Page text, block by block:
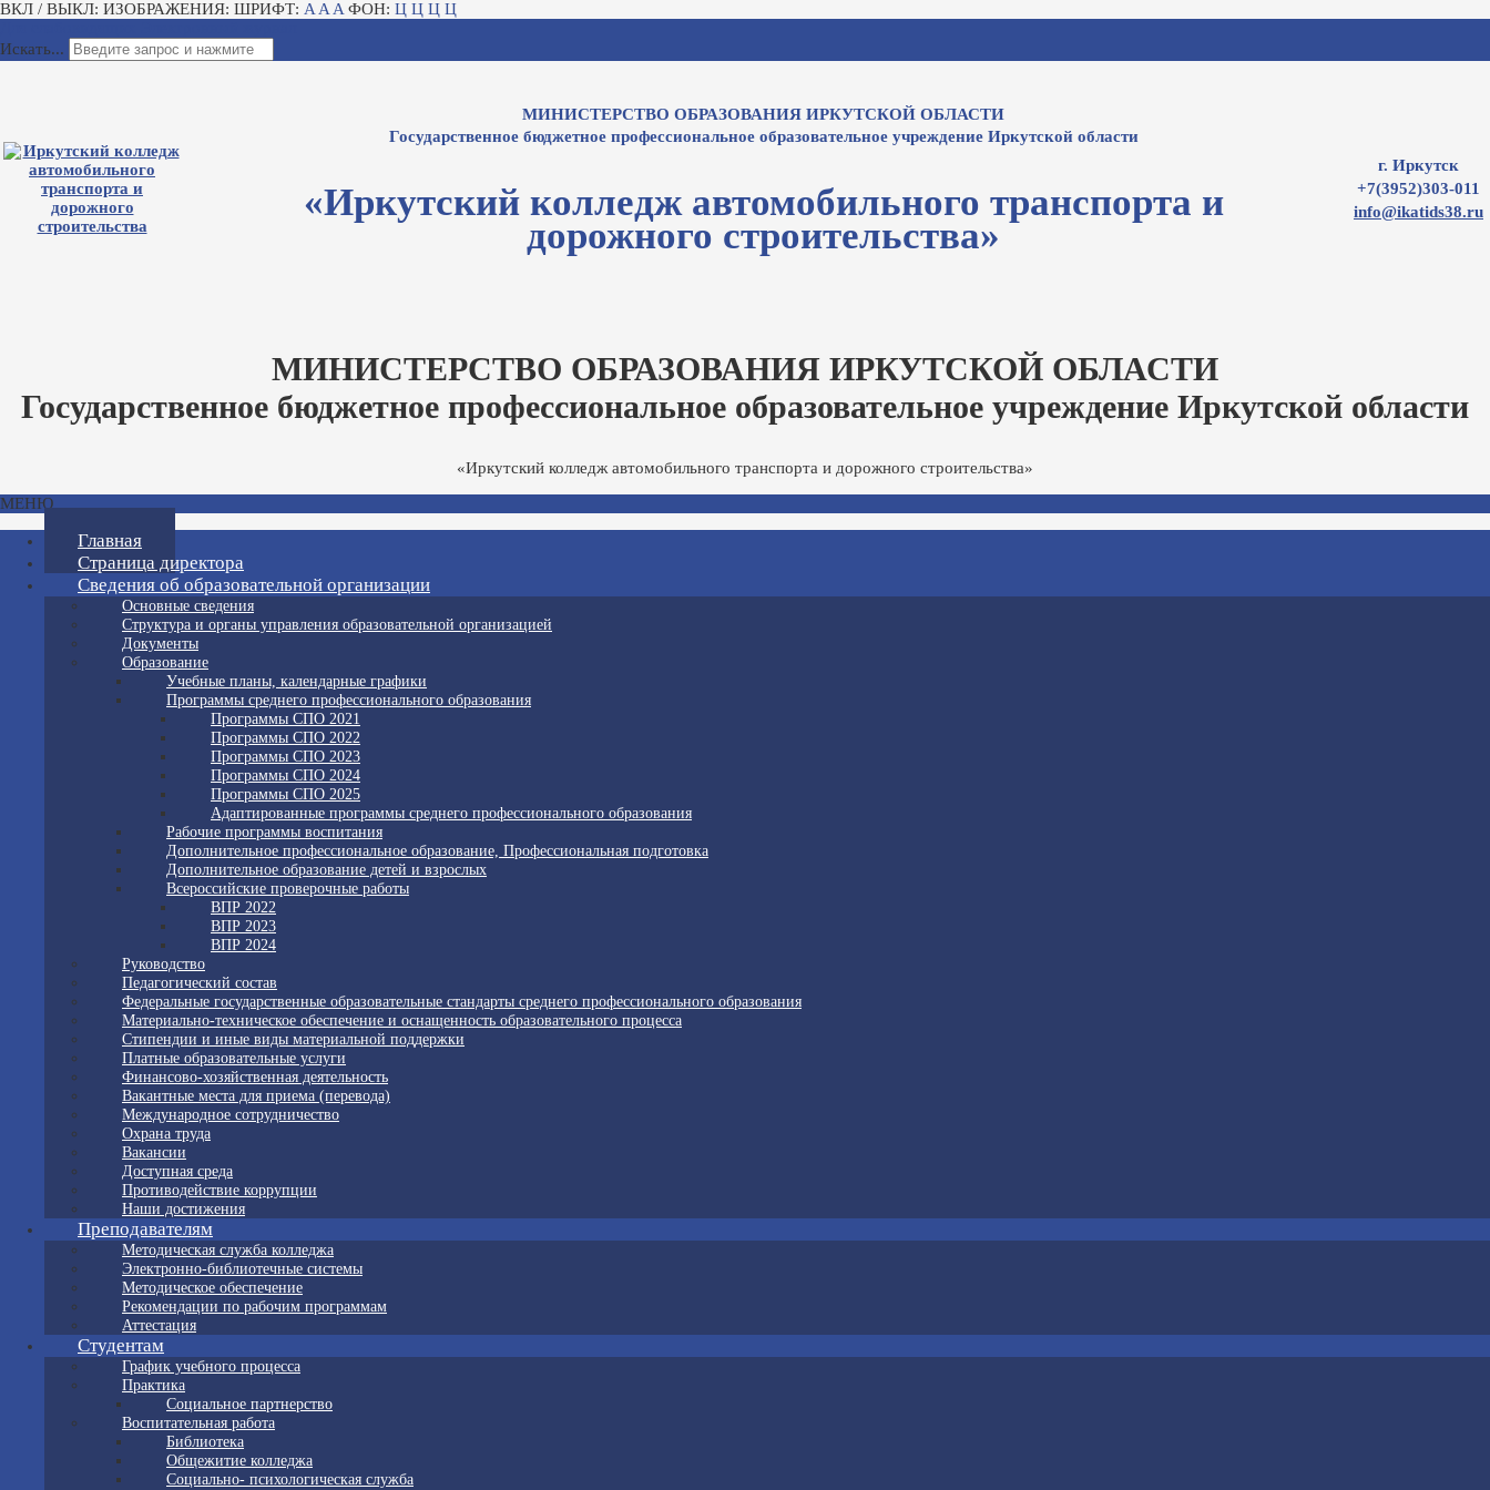
ВКЛ / ВЫКЛ: ИЗОБРАЖЕНИЯ: ШРИФТ: A A A ФОН: Ц Ц Ц Ц
Искать...
МИНИСТЕРСТВО ОБРАЗОВАНИЯ ИРКУТСКОЙ ОБЛАСТИ
Государственное бюджетное профессиональное образовательное учреждение Иркутской области
«Иркутский колледж автомобильного транспорта и
дорожного строительства»
г. Иркутск
+7(3952)303-011
info@ikatids38.ru
МИНИСТЕРСТВО ОБРАЗОВАНИЯ ИРКУТСКОЙ ОБЛАСТИ
Государственное бюджетное профессиональное образовательное учреждение Иркутской области
«Иркутский колледж автомобильного транспорта и дорожного строительства»
МЕНЮ
Главная
Страница директора
Сведения об образовательной организации
Основные сведения
Структура и органы управления образовательной организацией
Документы
Образование
Учебные планы, календарные графики
Программы среднего профессионального образования
Программы СПО 2021
Программы СПО 2022
Программы СПО 2023
Программы СПО 2024
Программы СПО 2025
Адаптированные программы среднего профессионального образования
Рабочие программы воспитания
Дополнительное профессиональное образование, Профессиональная подготовка
Дополнительное образование детей и взрослых
Всероссийские проверочные работы
ВПР 2022
ВПР 2023
ВПР 2024
Руководство
Педагогический состав
Федеральные государственные образовательные стандарты среднего профессионального образования
Материально-техническое обеспечение и оснащенность образовательного процесса
Стипендии и иные виды материальной поддержки
Платные образовательные услуги
Финансово-хозяйственная деятельность
Вакантные места для приема (перевода)
Международное сотрудничество
Охрана труда
Вакансии
Доступная среда
Противодействие коррупции
Наши достижения
Преподавателям
Методическая служба колледжа
Электронно-библиотечные системы
Методическое обеспечение
Рекомендации по рабочим программам
Аттестация
Студентам
График учебного процесса
Практика
Социальное партнерство
Воспитательная работа
Библиотека
Общежитие колледжа
Социально- психологическая служба